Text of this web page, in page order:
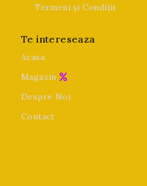
Termeni și Condiții
Te intereseaza
Acasa
Magazin
Despre Noi
Contact